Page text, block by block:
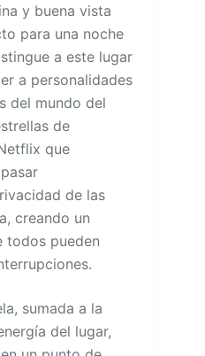
y buena vista
para una noche
a este lugar
a personalidades
del mundo del
de
que
de las
creando un
todos pueden
sumada a la
del lugar,